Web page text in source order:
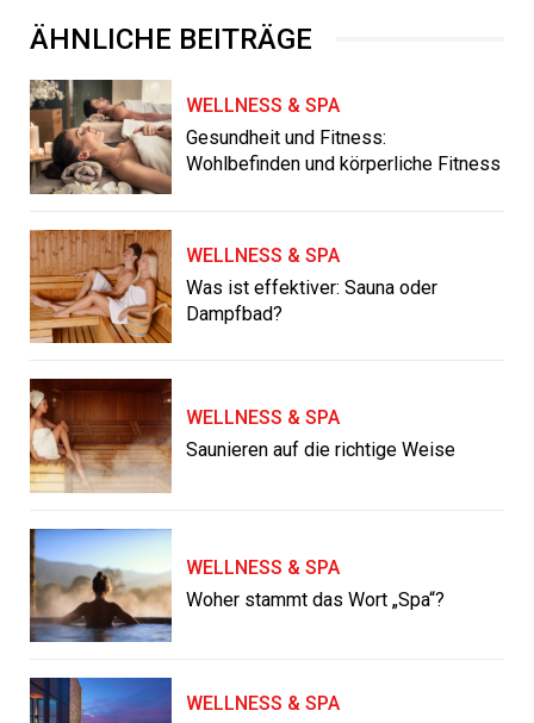
ÄHNLICHE BEITRÄGE
WELLNESS & SPA
Gesundheit und Fitness:
Wohlbefinden und körperliche Fitness
WELLNESS & SPA
Was ist effektiver: Sauna oder
Dampfbad?
WELLNESS & SPA
Saunieren auf die richtige Weise
WELLNESS & SPA
Woher stammt das Wort „Spa“?
WELLNESS & SPA